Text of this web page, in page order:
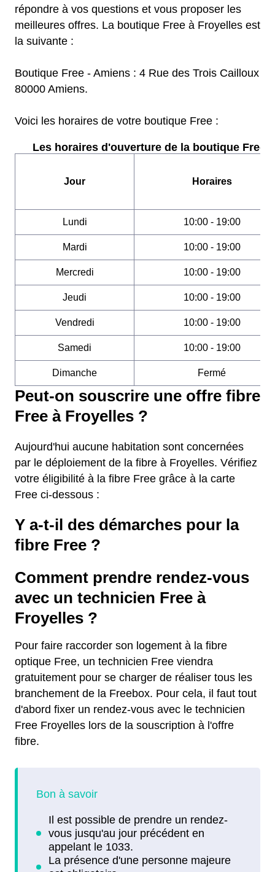
répondre à vos questions et vous proposer les
meilleures offres. La boutique Free à Froyelles est
la suivante :
Boutique Free - Amiens : 4 Rue des Trois Cailloux
80000 Amiens.
Voici les horaires de votre boutique Free :
Les horaires d'ouverture de la boutique Free :
Jour Horaires
Lundi 10:00 - 19:00
Mardi 10:00 - 19:00
Mercredi 10:00 - 19:00
Jeudi 10:00 - 19:00
Vendredi 10:00 - 19:00
Samedi 10:00 - 19:00
Dimanche Fermé
Peut-on souscrire une offre fibre
Free à Froyelles ?
Aujourd'hui aucune habitation sont concernées
par le déploiement de la fibre à Froyelles. Vérifiez
votre éligibilité à la fibre Free grâce à la carte
Free ci-dessous :
Y a-t-il des démarches pour la
fibre Free ?
Comment prendre rendez-vous
avec un technicien Free à
Froyelles ?
Pour faire raccorder son logement à la fibre
optique Free, un technicien Free viendra
gratuitement pour se charger de réaliser tous les
branchement de la Freebox. Pour cela, il faut tout
d'abord fixer un rendez-vous avec le technicien
Free Froyelles lors de la souscription à l'offre
fibre.